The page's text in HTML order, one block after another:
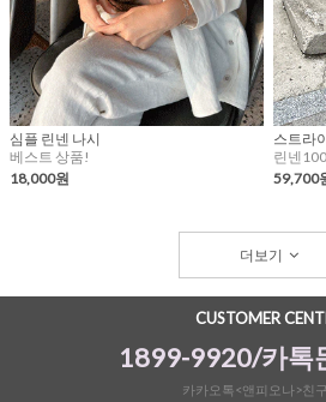
심플 린넨 나시
베스트 상품!
18,000원
스트라
린넨
59,700
더보기
CUSTOMER
1899-9920/카톡
카카오톡<앤피오나>친